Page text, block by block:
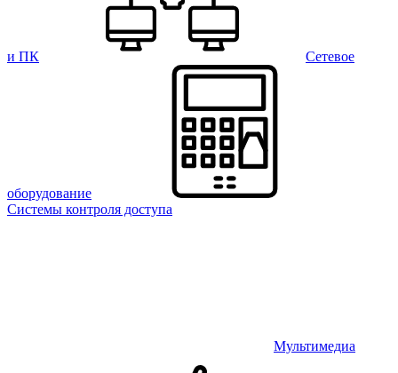
и ПК Сетевое
оборудование
Системы контроля доступа
Мультимедиа